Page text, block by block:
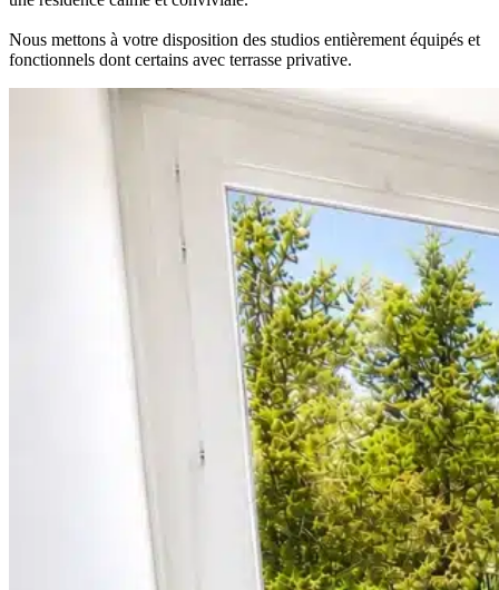
Nous mettons à votre disposition des studios entièrement équipés et
fonctionnels dont certains avec terrasse privative.